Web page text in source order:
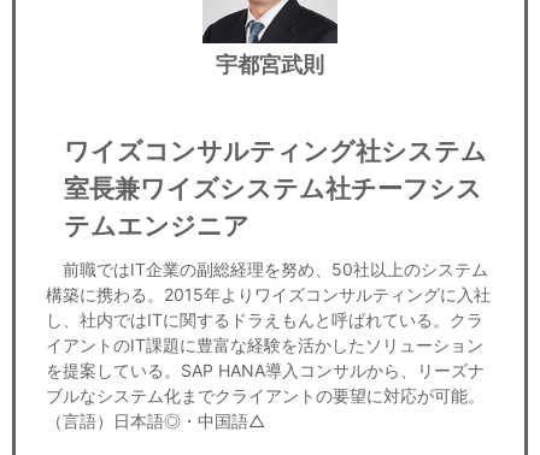
宇都宮武則
ワイズコンサルティング社システム
室長兼ワイズシステム社チーフシス
テムエンジニア
前職ではIT企業の副総経理を努め、50社以上のシステム
構築に携わる。2015年よりワイズコンサルティングに入社
し、社内ではITに関するドラえもんと呼ばれている。クラ
イアントのIT課題に豊富な経験を活かしたソリューション
を提案している。SAP HANA導入コンサルから、リーズナ
ブルなシステム化までクライアントの要望に対応が可能。
（言語）日本語◎・中国語△